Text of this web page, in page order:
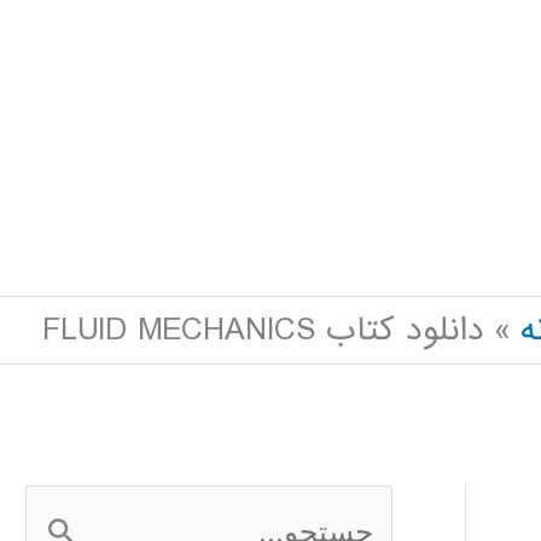
دانلود کتاب FLUID MECHANICS